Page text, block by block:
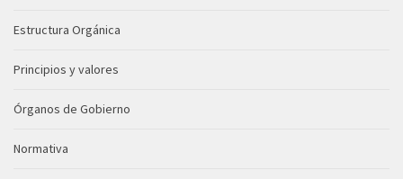
Estructura Orgánica
Principios y valores
Órganos de Gobierno
Normativa